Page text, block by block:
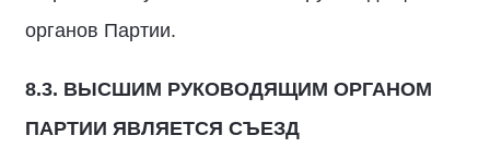
органов Партии.
8.3. ВЫСШИМ РУКОВОДЯЩИМ ОРГАНОМ
ПАРТИИ ЯВЛЯЕТСЯ СЪЕЗД